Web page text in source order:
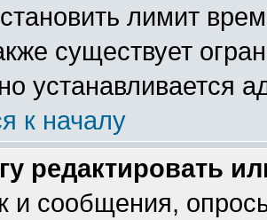
лимит
существует
устанавливается
к началу
редактировать
и сообщения,